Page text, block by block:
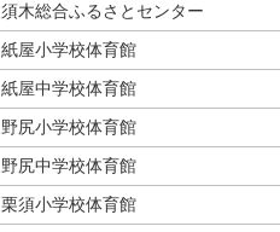
須木総合ふるさとセンター
紙屋小学校体育館
紙屋中学校体育館
野尻小学校体育館
野尻中学校体育館
栗須小学校体育館